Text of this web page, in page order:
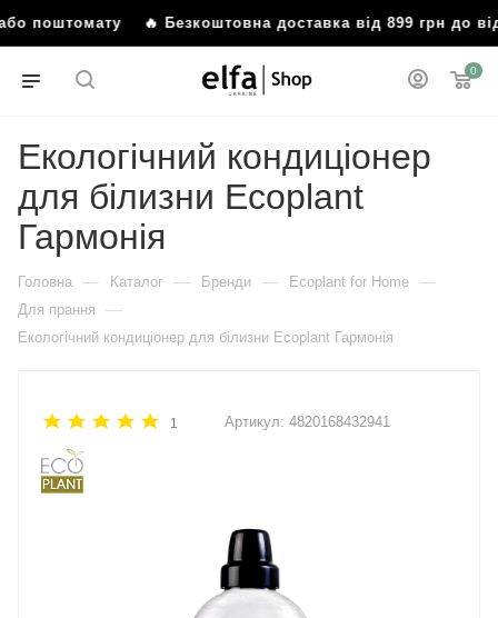
поштомату 🔥 Безкоштовна доставка від 899 грн до
0
Екологічний кондиціонер
для білизни Ecoplant
Гармонія
Головна — Каталог — Бренди — Ecoplant for Home —
Для прання —
Екологічний кондиціонер для білизни Ecoplant Гармонія
1 Артикул: 4820168432941